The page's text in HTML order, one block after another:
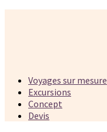
Voyages sur mesure
Excursions
Concept
Devis